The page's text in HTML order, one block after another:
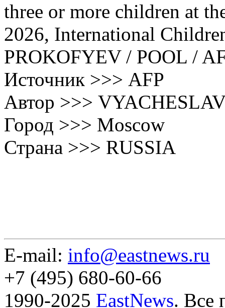
three or more children at
2026, International
PROKOFYEV / POOL /
Источник >>> AFP
Автор >>>
Город >>> Moscow
Страна >>> RUSSIA
E-mail: info@eastnews.ru
+7 (495) 680-60-66
1990-2025 EastNews. Все